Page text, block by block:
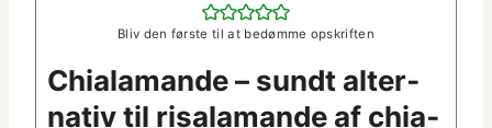
Bliv den første til at bedømme opskriften
Chiala­mande – sundt alter­
na­tiv til risala­mande af chi­a­